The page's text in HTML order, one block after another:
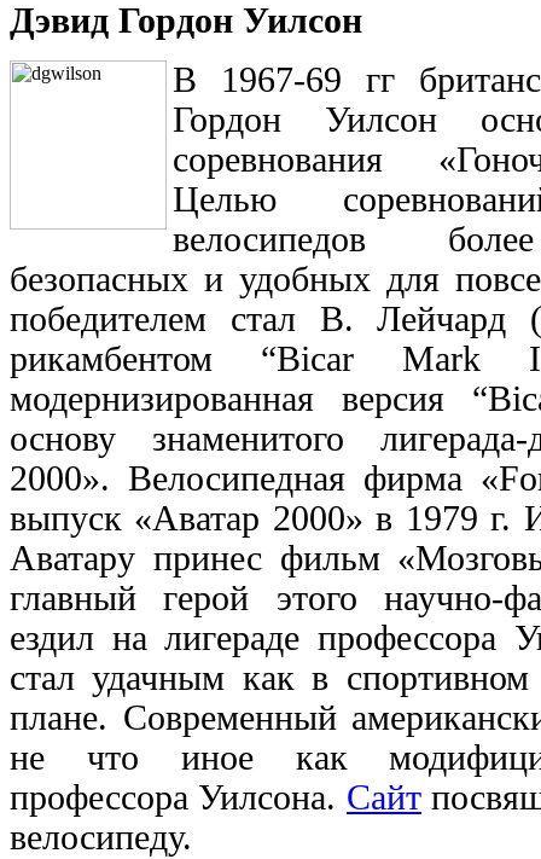
Дэвид Гордон Уилсон
В 1967-69 гг
Гордон Уилсон
соревнования
Целью
велосипедов
безопасных и удобных для
победителем стал В.
рикамбентом “Bicar Mark
модернизированная версия
основу знаменитого
2000». Велосипедная фирма
выпуск «Аватар 2000» в 1979 г.
Аватару принес фильм
главный герой этого научно-
ездил на лигераде профессора
стал удачным как в
плане. Современный
не что иное как
профессора Уилсона. Сайт
велосипеду.